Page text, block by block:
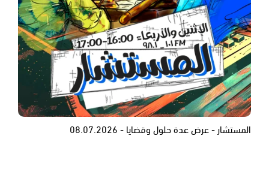
المستشار - عرض عدة حلول وقضايا - 08.07.2026